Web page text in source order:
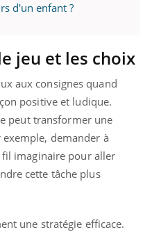
d'un enfant ?
jeu et les choix
aux consignes quand
positive et ludique.
peut transformer une
demander à
fil imaginaire pour aller
cette tâche plus
une stratégie efficace.